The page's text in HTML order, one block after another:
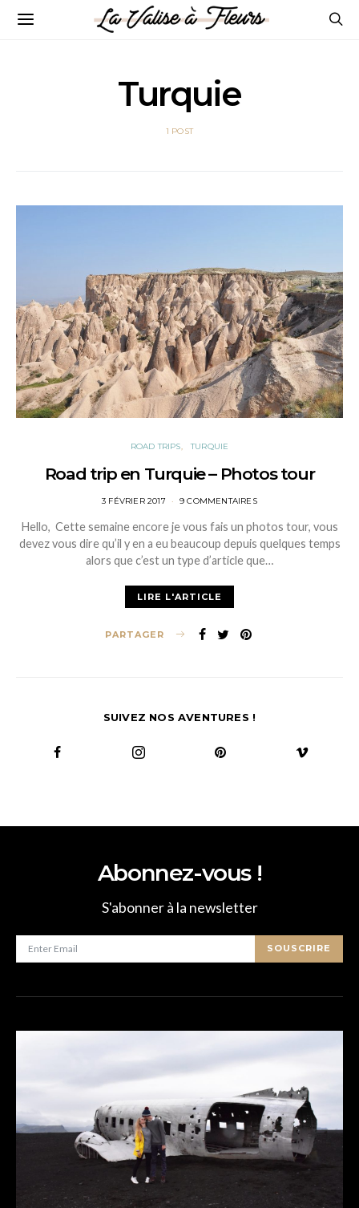
Turquie
1 POST
ROAD TRIPS TURQUIE
Road trip en Turquie – Photos tour
POSTED
3 FÉVRIER 2017 9 COMMENTAIRES
Hello, Cette semaine encore je vous fais un photos tour, vous
devez vous dire qu’il y en a eu beaucoup depuis quelques temps
alors que c’est un type d’article que…
LIRE L'ARTICLE
PARTAGER
SUIVEZ NOS AVENTURES !
Abonnez-vous !
S'abonner à la newsletter
SOUSCRIRE